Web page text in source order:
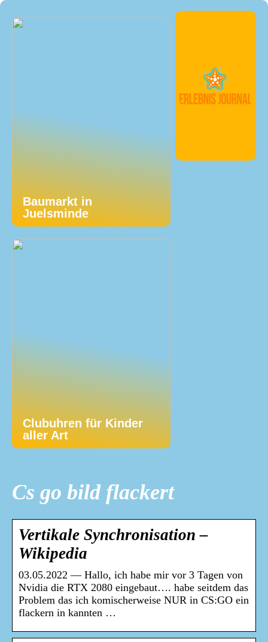
Baumarkt in
Juelsminde
Clubuhren für Kinder
aller Art
Cs go bild flackert
Vertikale Synchronisation –
Wikipedia
03.05.2022 — Hallo, ich habe mir vor 3 Tagen von
Nvidia die RTX 2080 eingebaut…. habe seitdem das
Problem das ich komischerweise NUR in CS:GO ein
flackern in kannten …